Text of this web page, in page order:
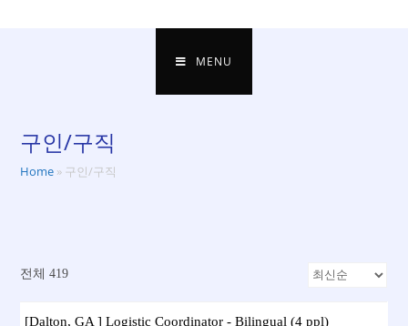
MENU
구인/구직
Home » 구인/구직
전체 419
[Dalton, GA ] Logistic Coordinator - Bilingual (4 ppl)